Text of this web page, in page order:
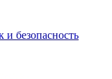
безопасность